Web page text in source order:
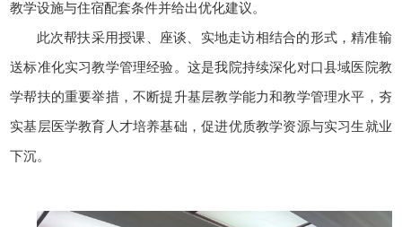
教学设施与住宿配套条件并给出优化建议。
此次帮扶采用授课、座谈、实地走访相结合的形式，精准输
送标准化实习教学管理经验。这是我院持续深化对口县域医院教
学帮扶的重要举措，不断提升基层教学能力和教学管理水平，夯
实基层医学教育人才培养基础，促进优质教学资源与实习生就业
下沉。